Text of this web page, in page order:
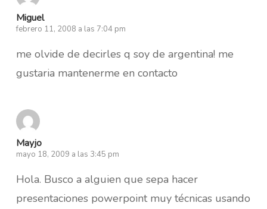
Miguel
febrero 11, 2008 a las 7:04 pm
me olvide de decirles q soy de argentina! me
gustaria mantenerme en contacto
Mayjo
mayo 18, 2009 a las 3:45 pm
Hola. Busco a alguien que sepa hacer
presentaciones powerpoint muy técnicas usando